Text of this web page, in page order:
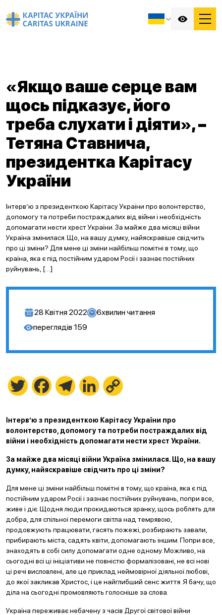
«Якщо ваше серце вам
щось підказує, його
треба слухати і діяти», –
Тетяна Ставнича,
президентка Карітасу
України
Інтерв’ю з президенткою Карітасу України про волонтерство,
допомогу та потреби постраждалих від війни і необхідність
допомагати нести хрест України. За майже два місяці війни
Україна змінилася. Що, на вашу думку, найяскравіше свідчить
про ці зміни? Для мене ці зміни найбільш помітні в тому, що
країна, яка є під постійним ударом Росії і зазнає постійних
руйнувань, […]
28 Квітня 2022 6хвилин читання
переглядів 159
Twitter FacebookTelegramLinkedIn
Інтерв’ю з президенткою Карітасу України про
волонтерство, допомогу та потреби постраждалих від
війни і необхідність допомагати нести хрест України.
За майже два місяці війни Україна змінилася. Що, на вашу
думку, найяскравіше свідчить про ці зміни?
Для мене ці зміни найбільш помітні в тому, що країна, яка є під
постійним ударом Росії і зазнає постійних руйнувань, попри все,
живе і діє. Щодня люди прокидаються зранку, щось роблять для
добра, для спільної перемоги світла над темрявою,
продовжують працювати, гасять пожежі, розбирають завали,
прибирають міста, садять квіти, допомагають іншим. Попри все,
знаходять в собі силу допомагати одне одному. Можливо, на
сьогодні всі ці ініціативи не повністю формалізовані, не всі нові
ці речі висловлені, але це приклад неймовірної діяльної любові,
до якої закликав Христос, і це найглибший сенс життя. Я бачу, що
діла на сьогодні промовляють голосніше за слова.
Україна переживає небачену з часів Другої світової війни